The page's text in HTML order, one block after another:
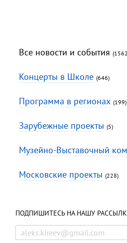
Все новости и события
Концерты в Школе (646)
Программа в регионах (199)
Зарубежные проекты (5)
Музейно-Выставочный
Московские проекты (228)
ПОДПИШИТЕСЬ НА НАШУ